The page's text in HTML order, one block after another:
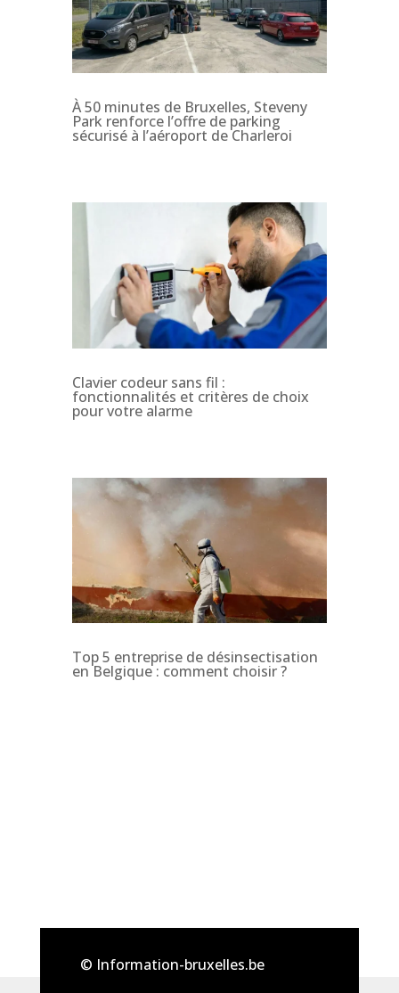
À 50 minutes de Bruxelles, Steveny
Park renforce l’offre de parking
sécurisé à l’aéroport de Charleroi
Clavier codeur sans fil :
fonctionnalités et critères de choix
pour votre alarme
Top 5 entreprise de désinsectisation
en Belgique : comment choisir ?
© Information-bruxelles.be